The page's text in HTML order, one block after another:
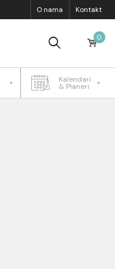
O nama Kontakt
0
Kalendari
& Planeri